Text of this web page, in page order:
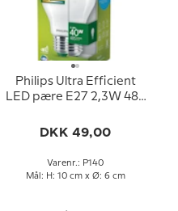
Philips Ultra Efficient
LED pære E27 2,3W 485
Varm Hvidt Lys 2700k
DKK 49,00
Varenr.: P140
Mål: H: 10 cm x Ø: 6 cm